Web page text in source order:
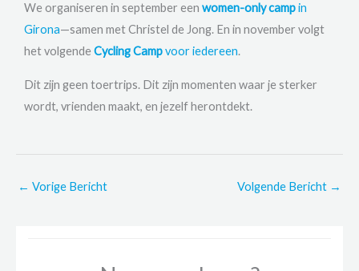
We organiseren in september een women-only campin
Girona—samen met Christel de Jong. En in november volgt
het volgende Cycling Campvoor iedereen.
Dit zijn geen toertrips. Dit zijn momenten waar je sterker
wordt, vrienden maakt, en jezelf herontdekt.
← Vorige Bericht Volgende Bericht →